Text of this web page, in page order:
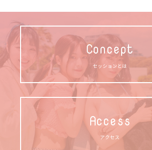
Concept
セッションとは
Access
アクセス